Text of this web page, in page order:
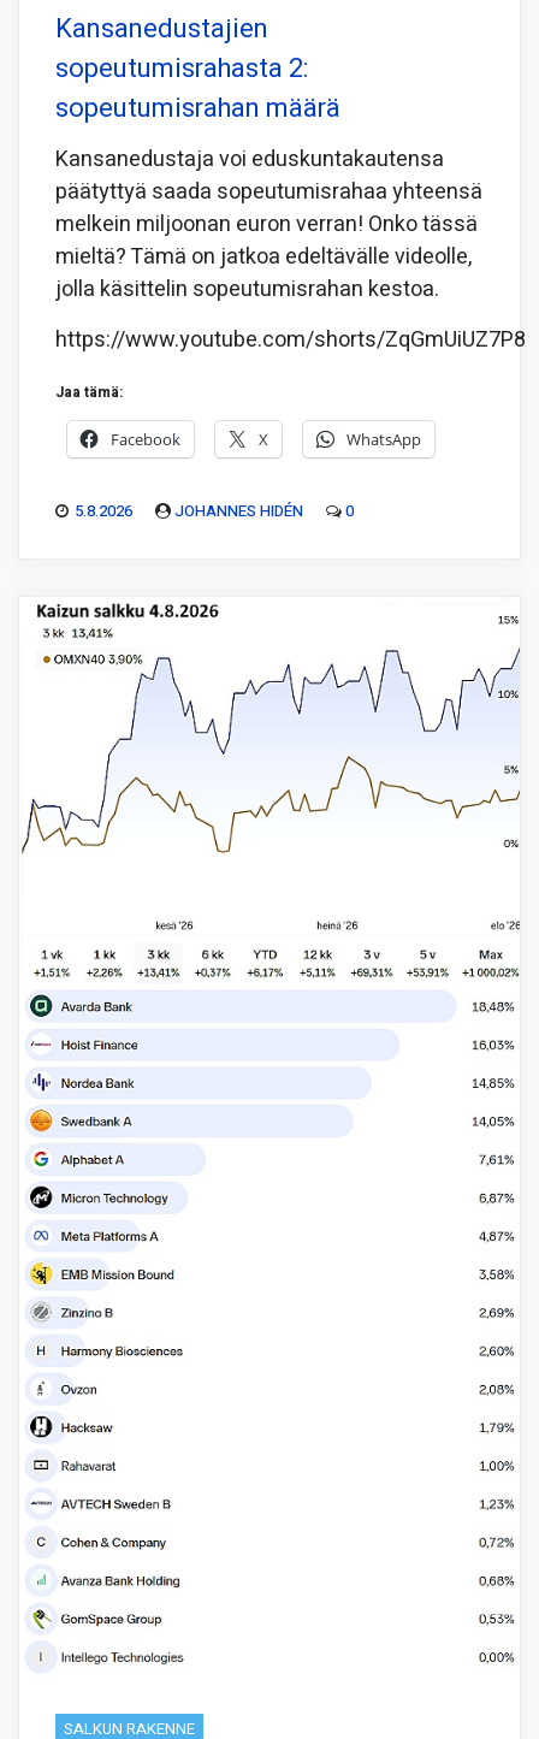
Kansanedustajien
sopeutumisrahasta 2:
sopeutumisrahan määrä
Kansanedustaja voi eduskuntakautensa
päätyttyä saada sopeutumisrahaa yhteensä
melkein miljoonan euron verran! Onko tässä
mieltä? Tämä on jatkoa edeltävälle videolle,
jolla käsittelin sopeutumisrahan kestoa.
https://www.youtube.com/shorts/ZqGmUiUZ7P8
Jaa tämä:
Facebook X WhatsApp
5.8.2026 JOHANNES HIDÉN 0
SALKUN RAKENNE